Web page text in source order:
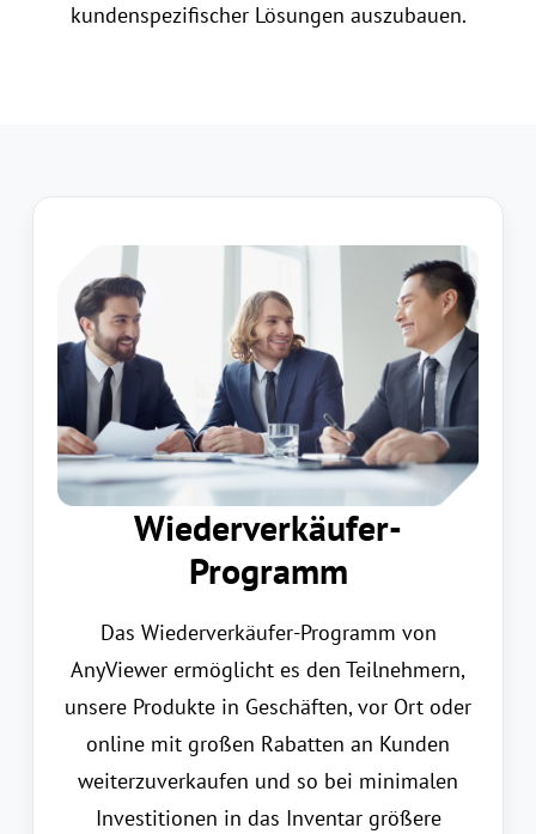
kundenspezifischer Lösungen auszubauen.
Wiederverkäufer-
Programm
Das Wiederverkäufer-Programm von
AnyViewer ermöglicht es den Teilnehmern,
unsere Produkte in Geschäften, vor Ort oder
online mit großen Rabatten an Kunden
weiterzuverkaufen und so bei minimalen
Investitionen in das Inventar größere